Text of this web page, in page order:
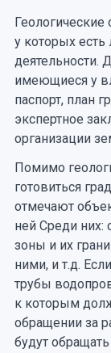
у которых
деятельности.
имеющиеся у
паспорт, план
экспертное
организации
Помимо
готовиться
отмечают
ней Среди них:
зоны и их
ними, и т.д.
трубы
к которым
обращении за
будут